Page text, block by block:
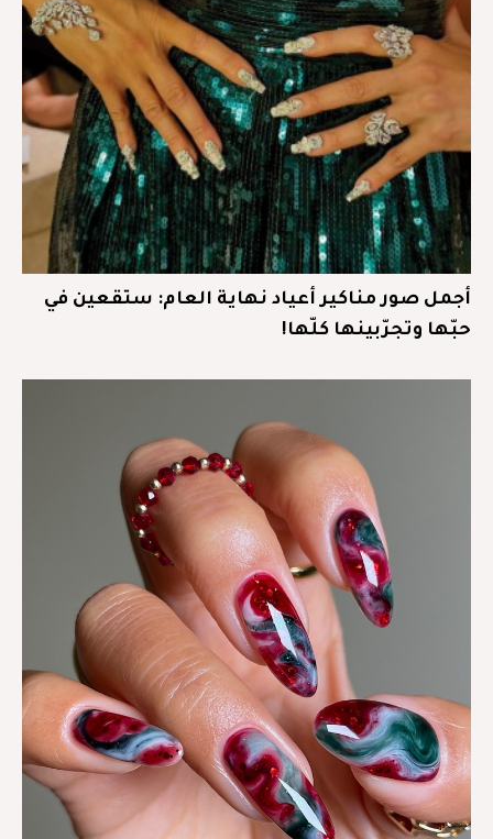
أجمل صور مناكير أعياد نهاية العام: ستقعين في
حبّها وتجرّبينها كلّها!